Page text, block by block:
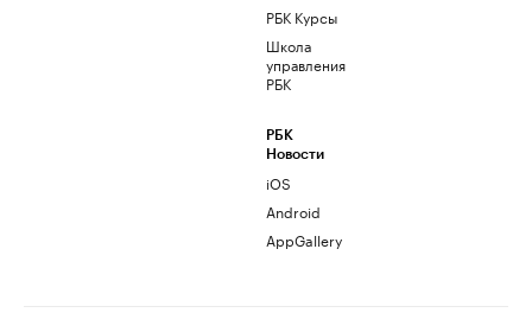
РБК Курсы
Школа
управления
РБК
РБК
Новости
iOS
Android
AppGallery